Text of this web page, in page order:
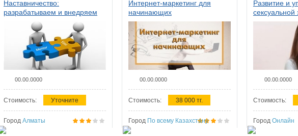
Наставничество:
разрабатываем и внедряем
систему наставничества в
организации
00.00.0000
Стоимость: Уточните
Город Алматы
Интернет-маркетинг для
начинающих
00.00.0000
Стоимость: 38 000 тг.
Город По всему Казахстану
Развитие и
сексуальной
женщин
00.00.0000
Стоимость:
Город Онлайн